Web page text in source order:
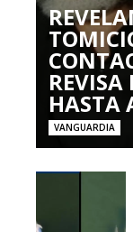
REVISA
HASTA
VANGUARDIA